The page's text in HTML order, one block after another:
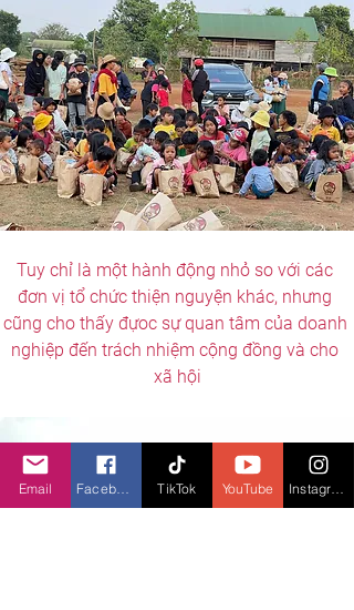
Tuy chỉ là một hành động nhỏ so với các
đơn vị tổ chức thiện nguyện khác, nhưng
cũng cho thấy đựoc sự quan tâm của doanh
nghiệp đến trách nhiệm cộng đồng và cho
xã hội
Email TikTok YouTube